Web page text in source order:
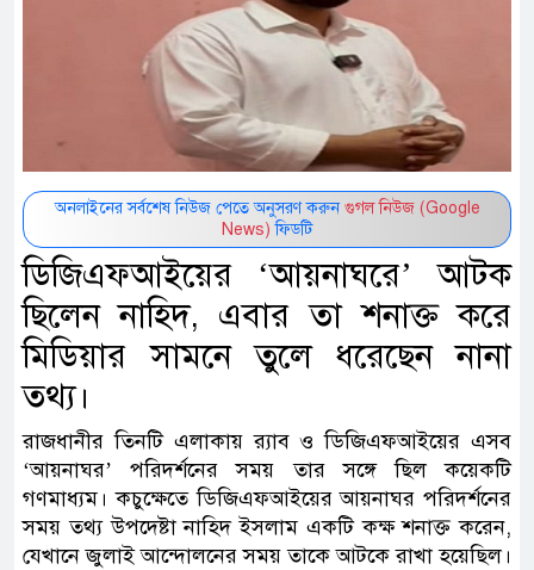
অনলাইনের সর্বশেষ নিউজ পেতে অনুসরণ করুন গুগল নিউজ (Google
News) ফিডটি
ডিজিএফআইয়ের ‘আয়নাঘরে’ আটক
ছিলেন নাহিদ, এবার তা শনাক্ত করে
মিডিয়ার সামনে তুলে ধরেছেন নানা
তথ্য।
রাজধানীর তিনটি এলাকায় র‌্যাব ও ডিজিএফআইয়ের এসব
‘আয়নাঘর’ পরিদর্শনের সময় তার সঙ্গে ছিল কয়েকটি
গণমাধ্যম। কচুক্ষেতে ডিজিএফআইয়ের আয়নাঘর পরিদর্শনের
সময় তথ্য উপদেষ্টা নাহিদ ইসলাম একটি কক্ষ শনাক্ত করেন,
যেখানে জুলাই আন্দোলনের সময় তাকে আটকে রাখা হয়েছিল।